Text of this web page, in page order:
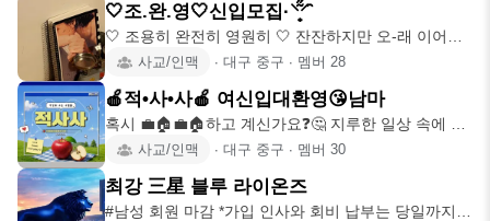
🤍조.완.영🤍신입모집·⸌̟͂̋⸍̑
🤍 조용히 완전히 영원히 🤍 잔잔하지만 오-래 이어질
인연을 만들고 싶은 사람들의 모임 ‎
사교/인맥 ∙ 대구 중구 ∙ 멤버 28
🍎적•사•사🍎 여신입대환영😘남마
혹시 💼🏠💼🏠하고 계신가요❓🤔 지루한 일상 속에 함
께 적당히 설레고, 적당히 재미난 추
사교/인맥 ∙ 대구 중구 ∙ 멤버 30
최강 三星 블루 라이온즈
#남성 회원 마감 *가입 인사와 회비 납부는 당일까지!!